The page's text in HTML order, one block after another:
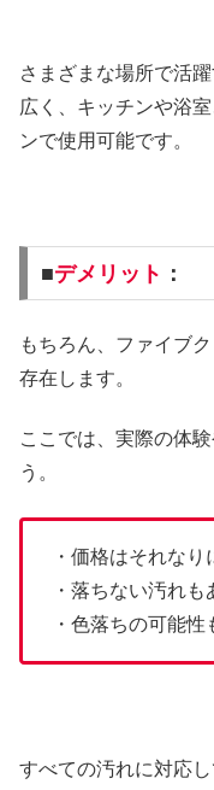
さまざまな場所で活
広く、キッチンや浴
ンで使用可能です。
■デメリット ：
もちろん、ファイブ
存在します。
ここでは、実際の体
う。
・価格はそれなり
・落ちない汚れも
・色落ちの可能性
すべての汚れに対応